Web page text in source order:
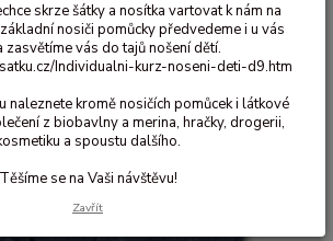
skrze šátky a nosítka vartovat k nám na
nosiči pomůcky předvedeme i u vás
zasvětíme vás do tajů nošení dětí.
Individualni-kurz-noseni-deti-d9.htm
naleznete kromě nosičích pomůcek i látkové
z biobavlny a merina, hračky, drogerii,
a spoustu dalšího.
Těšíme se na Vaši návštěvu!
Zavřít